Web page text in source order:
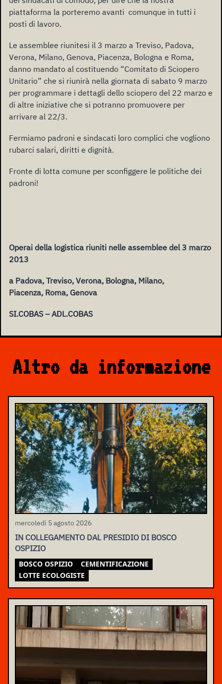
piattaforma la porteremo avanti comunque in tutti i
posti di lavoro.
Le assemblee riunitesi il 3 marzo a Treviso, Padova,
Verona, Milano, Genova, Piacenza, Bologna e Roma,
danno mandato al costituendo “Comitato di Sciopero
Unitario” che si riunirà nella giornata di sabato 9 marzo
per programmare i dettagli dello sciopero del 22 marzo e
di altre iniziative che si potranno promuovere per
arrivare al 22/3.
Fermiamo padroni e sindacati loro complici che vogliono
rubarci salari, diritti e dignità.
Fronte di lotta comune per sconfiggere le politiche dei
padroni!
Operai della logistica riuniti nelle assemblee del 3 marzo
2013
a Padova, Treviso, Verona, Bologna, Milano,
Piacenza, Roma, Genova
SI.COBAS – ADL.COBAS
Altro da informazione
mercoledì 5 agosto 2026
IN COLLEGAMENTO DAL PRESIDIO DI BOSCO
OSPIZIO
BOSCO OSPIZIO
CEMENTIFICAZIONE
LOTTE ECOLOGISTE